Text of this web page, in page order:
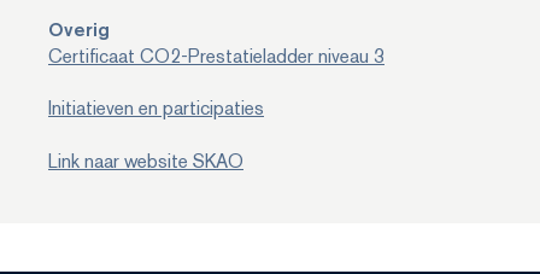
Overig
Certificaat CO2-Prestatieladder niveau 3
Initiatieven en participaties
Link naar website SKAO